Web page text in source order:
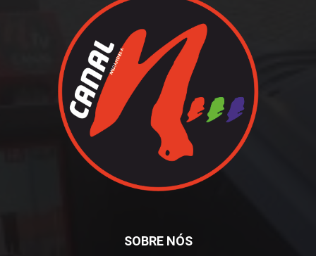
SOBRE NÓS